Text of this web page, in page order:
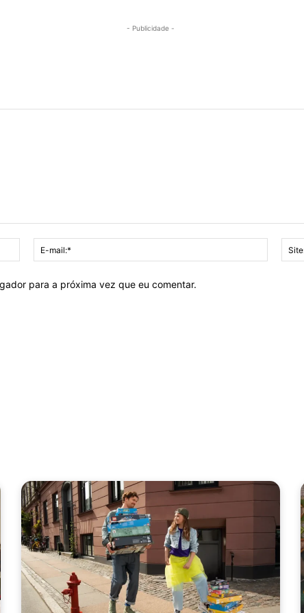
- Publicidade -
Nome:*
mail:*
para a próxima vez que eu comentar.